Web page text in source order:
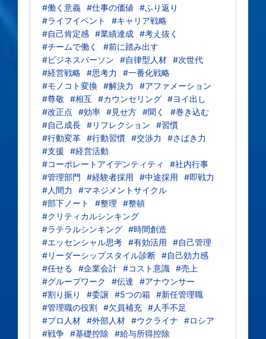
#働く意義 #仕事の価値
#ふり返り
#ライフイベント
#キャリア戦略
#自己肯定感 #業績達成 #考え抜く
#チームで働く
#前に踏み出す
#ビジネスパーソン
#自律型人材 #次世代
#経営戦略 #思考力
#一番化戦略
#モノコト変換 #解決力
#アファメーション
#尊敬
#相互 #カウンセリング #ヨイ出し
#改正点
#効率 #見せ方 #聞く
#巻き込む
#自己成長 #リフレクション
#習慣
#行動変革 #行動習慣 #交渉力
#さばき力
#支援
#経営活動
#コーポレートアイデンティティ
#社内行事
#管理部門
#経験者採用 #中途採用
#即戦力
#人間力
#マネジメントサイクル
#部下ノート
#整理
#整頓
#クリティカルシンキング
#ラテラルシンキング #時間創造
#エッセンシャル思考 #有効活用
#自己管理
#リーダーシップスタイル診断 #自己効力感
#任せる
#企業会計 #コスト意識 #売上
#グループワーク
#伝達
#アナウンサー
#割り振り
#委譲 #5つの箱 #新任管理職
#管理職の役割 #欠員補充 #人手不足
#プロ人材 #外部人材 #ウクライナ
#ロシア
#戦争 #基礎控除
#給与所得控除